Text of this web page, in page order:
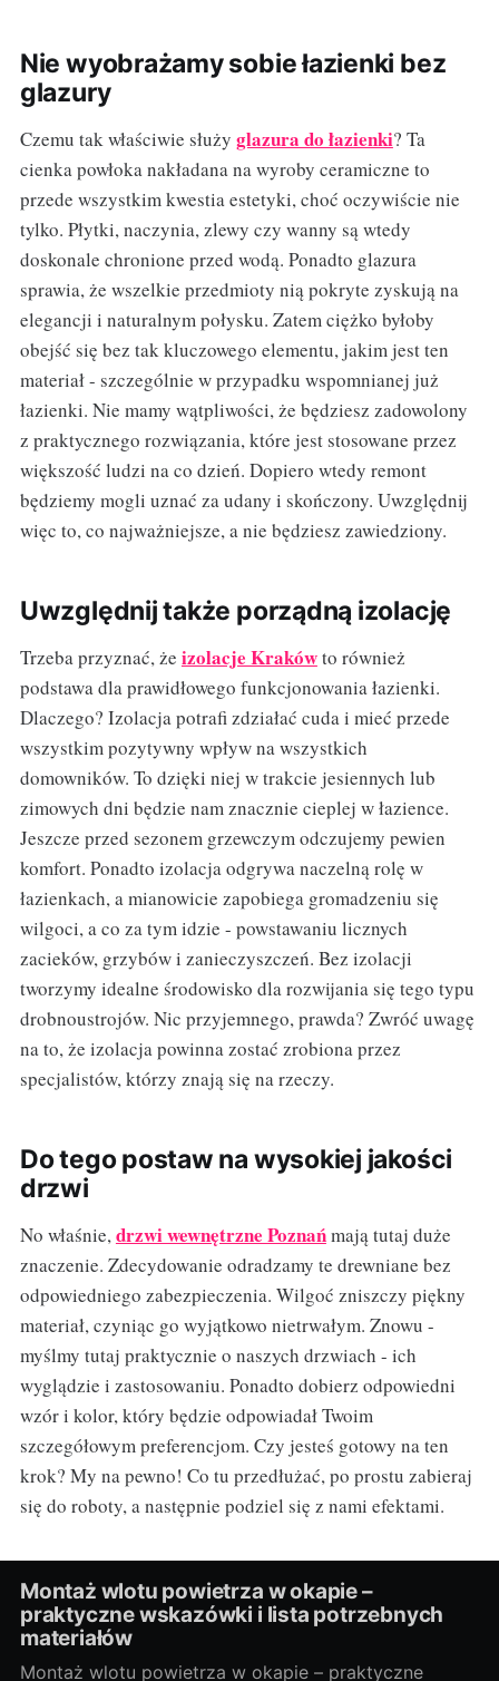
Nie wyobrażamy sobie łazienki bez
glazury
Czemu tak właściwie służy glazura do łazienki? Ta
cienka powłoka nakładana na wyroby ceramiczne to
przede wszystkim kwestia estetyki, choć oczywiście nie
tylko. Płytki, naczynia, zlewy czy wanny są wtedy
doskonale chronione przed wodą. Ponadto glazura
sprawia, że wszelkie przedmioty nią pokryte zyskują na
elegancji i naturalnym połysku. Zatem ciężko byłoby
obejść się bez tak kluczowego elementu, jakim jest ten
materiał - szczególnie w przypadku wspomnianej już
łazienki. Nie mamy wątpliwości, że będziesz zadowolony
z praktycznego rozwiązania, które jest stosowane przez
większość ludzi na co dzień. Dopiero wtedy remont
będziemy mogli uznać za udany i skończony. Uwzględnij
więc to, co najważniejsze, a nie będziesz zawiedziony.
Uwzględnij także porządną izolację
Trzeba przyznać, że izolacje Krakówto również
podstawa dla prawidłowego funkcjonowania łazienki.
Dlaczego? Izolacja potrafi zdziałać cuda i mieć przede
wszystkim pozytywny wpływ na wszystkich
domowników. To dzięki niej w trakcie jesiennych lub
zimowych dni będzie nam znacznie cieplej w łazience.
Jeszcze przed sezonem grzewczym odczujemy pewien
komfort. Ponadto izolacja odgrywa naczelną rolę w
łazienkach, a mianowicie zapobiega gromadzeniu się
wilgoci, a co za tym idzie - powstawaniu licznych
zacieków, grzybów i zanieczyszczeń. Bez izolacji
tworzymy idealne środowisko dla rozwijania się tego typu
drobnoustrojów. Nic przyjemnego, prawda? Zwróć uwagę
na to, że izolacja powinna zostać zrobiona przez
specjalistów, którzy znają się na rzeczy.
Do tego postaw na wysokiej jakości
drzwi
No właśnie,drzwi wewnętrzne Poznańmają tutaj duże
znaczenie. Zdecydowanie odradzamy te drewniane bez
odpowiedniego zabezpieczenia. Wilgoć zniszczy piękny
materiał, czyniąc go wyjątkowo nietrwałym. Znowu -
myślmy tutaj praktycznie o naszych drzwiach - ich
wyglądzie i zastosowaniu. Ponadto dobierz odpowiedni
wzór i kolor, który będzie odpowiadał Twoim
szczegółowym preferencjom. Czy jesteś gotowy na ten
krok? My na pewno! Co tu przedłużać, po prostu zabieraj
się do roboty, a następnie podziel się z nami efektami.
Montaż wlotu powietrza w okapie –
praktyczne wskazówki i lista potrzebnych
materiałów
Montaż wlotu powietrza w okapie – praktyczne